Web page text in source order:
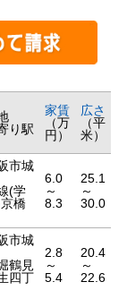
り駅
家賃
（万
円）
広さ
（平
米）
市城
(学
橋
6.0
～
8.3
25.1
～
30.0
市城
鶴見
四丁
2.8
～
5.4
20.4
～
22.6